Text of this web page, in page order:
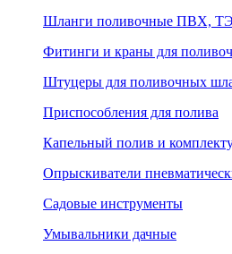
Шланги поливочные ПВХ,
Фитинги и краны для
Штуцеры для поливочных
Приспособления для полива
Капельный полив и
Опрыскиватели
Садовые инструменты
Умывальники дачные